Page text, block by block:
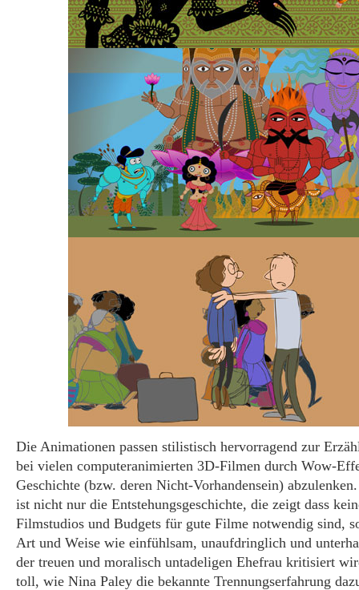
Die Animationen passen stilistisch hervorragend zur
bei vielen computeranimierten 3D-Filmen durch Wow-
Geschichte (bzw. deren Nicht-Vorhandensein)
ist nicht nur die Entstehungsgeschichte, die zeigt dass
Filmstudios und Budgets für gute Filme notwendig sind,
Art und Weise wie einfühlsam, unaufdringlich und
der treuen und moralisch untadeligen Ehefrau kritisiert
toll, wie Nina Paley die bekannte Trennungserfahrung